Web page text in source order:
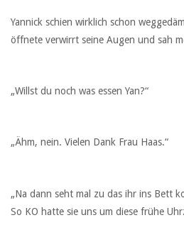
Yannick schien wirklich schon
öffnete verwirrt seine Augen und sah
„Willst du noch was essen Yan?“
„Ähm, nein. Vielen Dank Frau Haas.“
„Na dann seht mal zu das ihr ins Bett
So KO hatte sie uns um diese frühe